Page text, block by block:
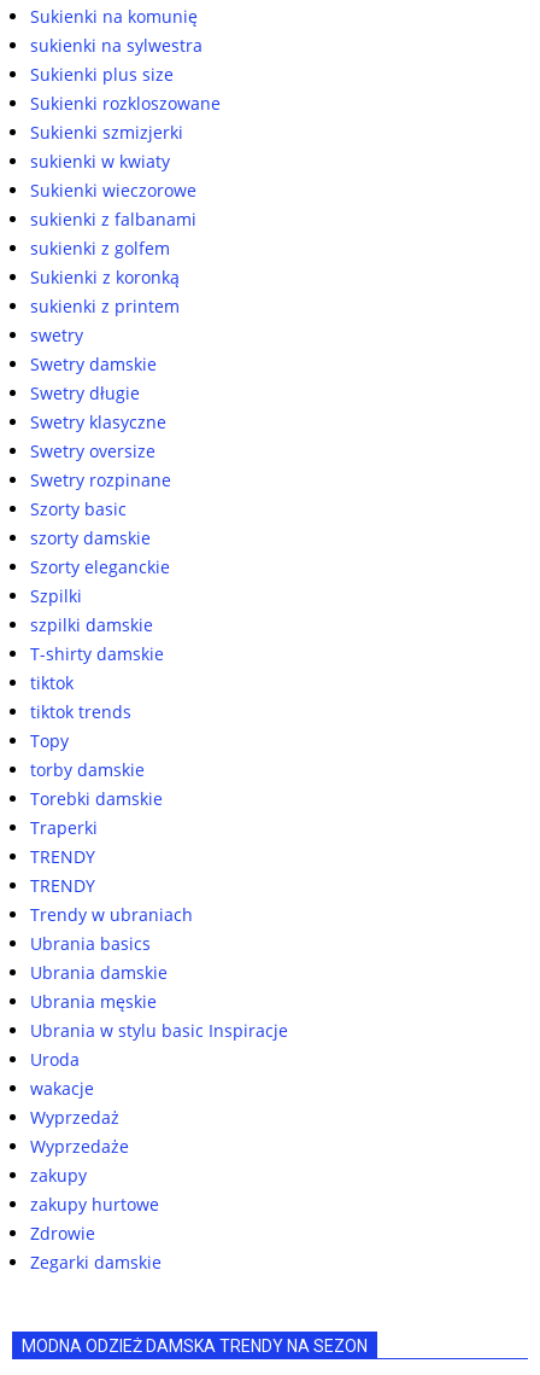
Sukienki na komunię
sukienki na sylwestra
Sukienki plus size
Sukienki rozkloszowane
Sukienki szmizjerki
sukienki w kwiaty
Sukienki wieczorowe
sukienki z falbanami
sukienki z golfem
Sukienki z koronką
sukienki z printem
swetry
Swetry damskie
Swetry długie
Swetry klasyczne
Swetry oversize
Swetry rozpinane
Szorty basic
szorty damskie
Szorty eleganckie
Szpilki
szpilki damskie
T-shirty damskie
tiktok
tiktok trends
Topy
torby damskie
Torebki damskie
Traperki
TRENDY
TRENDY
Trendy w ubraniach
Ubrania basics
Ubrania damskie
Ubrania męskie
Ubrania w stylu basic Inspiracje
Uroda
wakacje
Wyprzedaż
Wyprzedaże
zakupy
zakupy hurtowe
Zdrowie
Zegarki damskie
MODNA ODZIEŻ DAMSKA TRENDY NA SEZON